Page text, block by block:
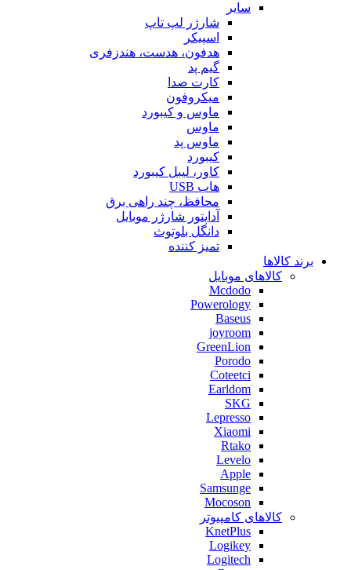
سایر
شارژر لپ تاپ
اسپیکر
هدفون، هدست، هندزفری
گیم پد
کارت صدا
میکروفون
ماوس و کیبورد
ماوس
ماوس پد
کیبورد
کاور، لیبل کیبورد
هاب USB
محافظ، چند راهی برق
آداپتور شارژر موبایل
دانگل بلوتوث
تمیز کننده
برند کالاها
کالاهای موبایل
Mcdodo
Powerology
Baseus
joyroom
GreenLion
Porodo
Coteetci
Earldom
SKG
Lepresso
Xiaomi
Rtako
Levelo
Apple
Samsunge
Mocoson
کالاهای کامپیوتر
KnetPlus
Logikey
Logitech